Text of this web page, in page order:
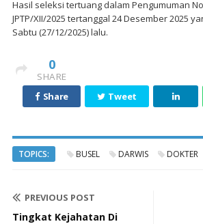
Hasil seleksi tertuang dalam Pengumuman
JPTP/XII/2025 tertanggal 24 Desember 2025
Sabtu (27/12/2025) lalu.
0
SHARE
Share
Tweet
TOPICS: BUSEL DARWIS DOKTER
PREVIOUS POST
Tingkat Kejahatan Di